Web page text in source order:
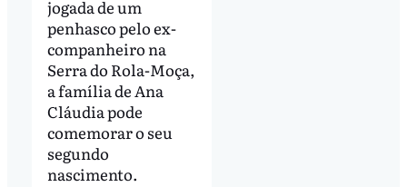
jogada de um
penhasco pelo ex-
companheiro na
Serra do Rola-Moça,
a família de Ana
Cláudia pode
comemorar o seu
segundo
nascimento.